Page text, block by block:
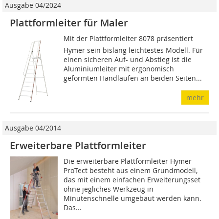
Ausgabe 04/2024
Plattformleiter für Maler
Mit der Plattformleiter 8078 präsentiert
Hymer sein bislang leichtestes Modell. Für
einen sicheren Auf- und Abstieg ist die
Aluminiumleiter mit ergonomisch
geformten Handläufen an beiden Seiten...
mehr
Ausgabe 04/2014
Erweiterbare Plattformleiter
Die erweiterbare Plattformleiter Hymer
ProTect besteht aus einem Grundmodell,
das mit einem einfachen Erweiterungsset
ohne jegliches Werkzeug in
Minutenschnelle umgebaut werden kann.
Das...